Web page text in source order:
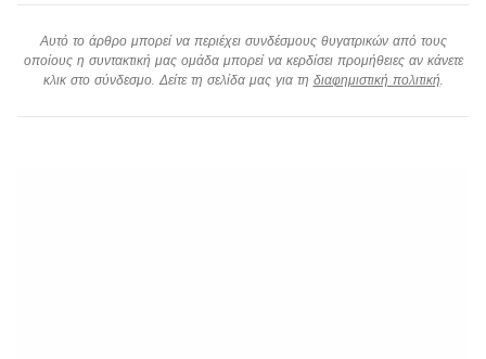
Αυτό το άρθρο μπορεί να περιέχει συνδέσμους θυγατρικών από τους
οποίους η συντακτική μας ομάδα μπορεί να κερδίσει προμήθειες αν κάνετε
κλικ στο σύνδεσμο. Δείτε τη σελίδα μας για τη διαφημιστική πολιτική.